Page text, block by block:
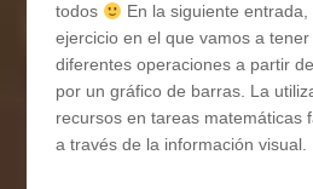
todos
En la siguiente
ejercicio en el que vamos a
diferentes operaciones a partir
por un gráfico de barras. La
recursos en tareas matemáticas
a través de la información visual.